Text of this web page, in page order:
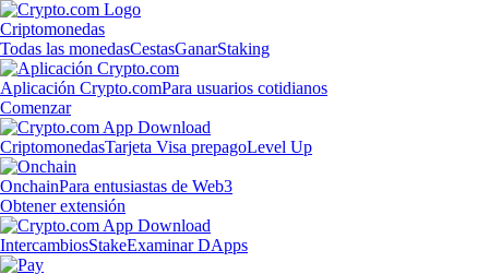
Criptomonedas
Todas las monedasCestasGanarStaking
Aplicación Crypto.comPara usuarios cotidianos
Comenzar
CriptomonedasTarjeta Visa prepagoLevel Up
OnchainPara entusiastas de Web3
Obtener extensión
IntercambiosStakeExaminar DApps